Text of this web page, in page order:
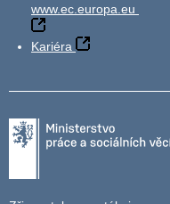
www.ec.europa.eu
Kariéra